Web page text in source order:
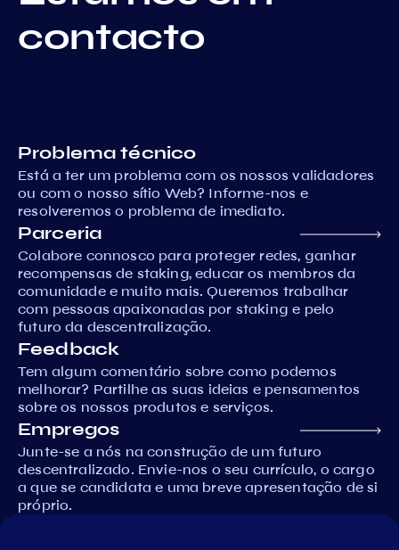
contacto
Problema técnico
Está a ter um problema com os nossos validadores
ou com o nosso sítio Web? Informe-nos e
resolveremos o problema de imediato.
Parceria
Colabore connosco para proteger redes, ganhar
recompensas de staking, educar os membros da
comunidade e muito mais. Queremos trabalhar
com pessoas apaixonadas por staking e pelo
futuro da descentralização.
Feedback
Tem algum comentário sobre como podemos
melhorar? Partilhe as suas ideias e pensamentos
sobre os nossos produtos e serviços.
Empregos
Junte-se a nós na construção de um futuro
descentralizado. Envie-nos o seu currículo, o cargo
a que se candidata e uma breve apresentação de si
próprio.